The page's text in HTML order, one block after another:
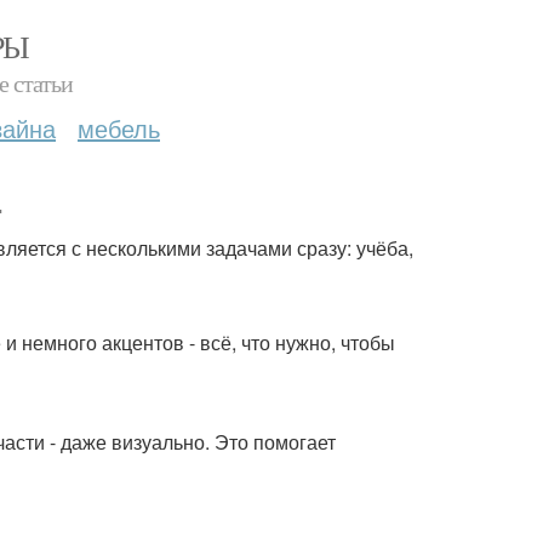
статьи
мебель
с несколькими задачами сразу: учёба,
немного акцентов - всё, что нужно, чтобы
- даже визуально. Это помогает